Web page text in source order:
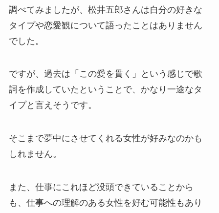
調べてみましたが、松井五郎さんは自分の好きな
タイプや恋愛観について語ったことはありません
でした。
ですが、過去は「この愛を貫く」という感じで歌
詞を作成していたということで、かなり一途なタ
イプと言えそうです。
そこまで夢中にさせてくれる女性が好みなのかも
しれません。
また、仕事にこれほど没頭できていることから
も、仕事への理解のある女性を好む可能性もあり